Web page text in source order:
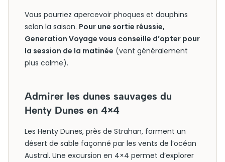
Vous pourriez apercevoir phoques et dauphins
selon la saison. Pour une sortie réussie,
Generation Voyage vous conseille d’opter pour
la session de la matinée (vent généralement
plus calme).
Admirer les dunes sauvages du
Henty Dunes en 4×4
Les Henty Dunes, près de Strahan, forment un
désert de sable façonné par les vents de l’océan
Austral. Une excursion en 4×4 permet d’explorer